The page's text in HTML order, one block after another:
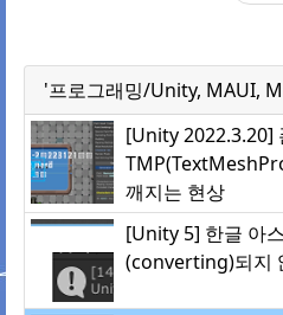
'프로그래밍/Unity, MAUI,
[Unity 2022.3.20]
깨지는 현상
[Unity 5] 한글 아
(converting)되지